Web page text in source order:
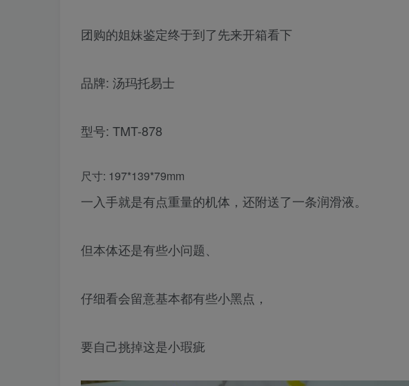
团购的姐妹鉴定终于到了先来开箱看下
品牌: 汤玛托易士
型号: TMT-878
尺寸: 197*139*79mm
一入手就是有点重量的机体，还附送了一条润滑液。
但本体还是有些小问题、
仔细看会留意基本都有些小黑点，
要自己挑掉这是小瑕疵